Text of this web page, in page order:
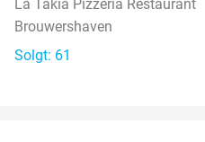
La Takia Pizzeria Restaurant
Brouwershaven
Solgt: 61